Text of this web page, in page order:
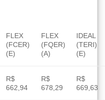
FLEX
(FCER)
(E)
FLEX
(FQER)
(A)
IDEAL
(TERI)
(E)
R$
662,94
R$
678,29
R$
669,63